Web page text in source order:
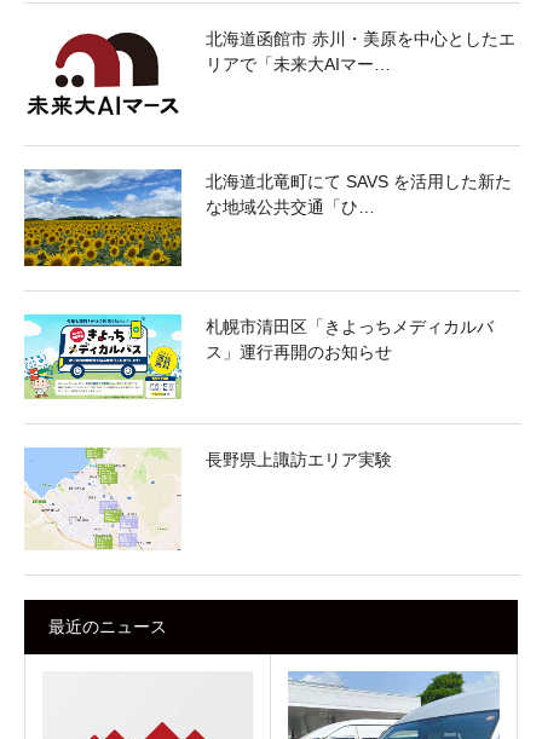
北海道函館市 赤川・美原を中心としたエ
リアで「未来大AIマー…
北海道北竜町にて SAVS を活用した新た
な地域公共交通「ひ…
札幌市清田区「きよっちメディカルバ
ス」運行再開のお知らせ
長野県上諏訪エリア実験
最近のニュース